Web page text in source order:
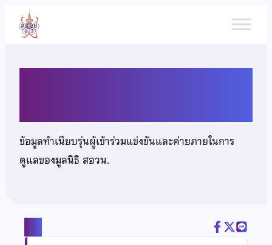
เนื้อหา
ข้อมูลทำเนียบรุ่นผู้เข้าร่วมแข่งขันและค่ายภายในการ
ดูแลของมูลนิธิ สอวน.